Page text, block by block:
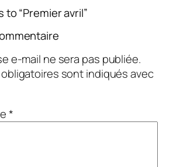
to “Premier avril”
e-mail ne sera pas publiée.
sont indiqués avec
*